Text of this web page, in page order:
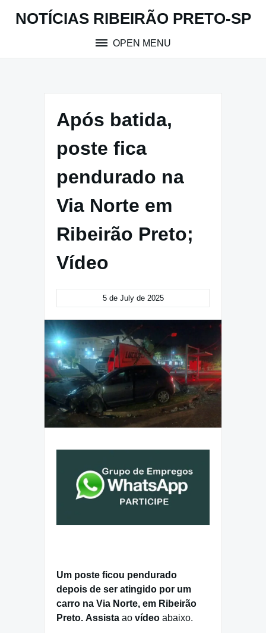
NOTÍCIAS RIBEIRÃO PRETO-SP
OPEN MENU
Após batida,
poste fica
pendurado na
Via Norte em
Ribeirão Preto;
Vídeo
5 de July de 2025
Um poste ficou pendurado
depois de ser atingido por um
carro na Via Norte, em Ribeirão
Preto. Assista ao vídeo abaixo.